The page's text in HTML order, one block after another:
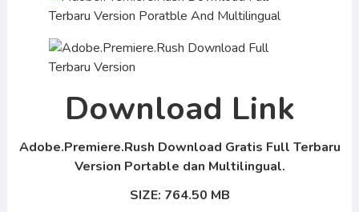
Download Link
Adobe.Premiere.Rush Download Gratis Full Terbaru
Version Portable dan Multilingual.
SIZE: 764.50 MB